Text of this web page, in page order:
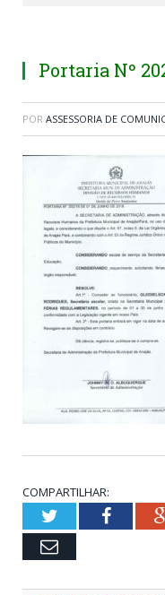
Portaria Nº
POR ASSESSORIA DE
COMPARTILHAR:
Twitter
Email